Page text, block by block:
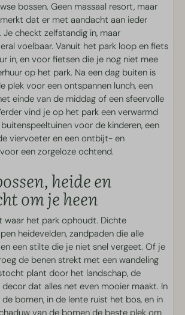
incheck
streamfunctie
de bosrand
en Wellness
bossen. Geen massaal resort, maar
dat er met aandacht aan ieder
checkt zelfstandig in, maar
voelbaar. Vanuit het park loop en fiets
in, en voor fietsen die je nog niet mee
op het park. Na een dag buiten is
plek voor een ontspannen lunch, een
einde van de middag of een sfeervolle
vind je op het park een verwarmd
voor de kinderen, een
viervoeter en een ontbijt- en
een zorgeloze ochtend.
heide en
om je heen
waar het park ophoudt. Dichte
heidevelden, zandpaden die alle
een stilte die je niet snel vergeet. Of je
de benen strekt met een wandeling
plant door het landschap, de
dat alles net even mooier maakt. In
bomen, in de lente ruist het bos, en in
van de bomen de beste plek om